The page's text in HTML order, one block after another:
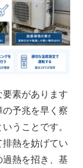
素があります
予兆を早く察
うことです。
熱を妨げてい
熱を招き、基